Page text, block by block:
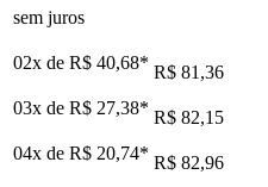
sem juros
02x de R$ 40,68* R$ 81,36
03x de R$ 27,38* R$ 82,15
04x de R$ 20,74* R$ 82,96